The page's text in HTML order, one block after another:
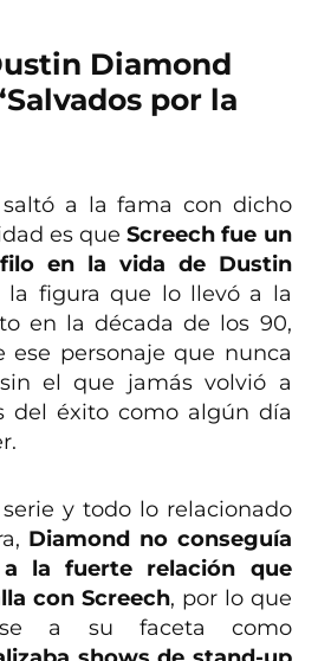
Diamond
por la
a la fama con dicho
es queScreech fue un
en la vida de Dustin
la figura que lo llevó a la
en la década de los 90,
ese personaje que nunca
el que jamás volvió a
del éxito como algún día
y todo lo relacionado
Diamond no conseguía
a la fuerte relación que
con Screech, por lo que
a su faceta como